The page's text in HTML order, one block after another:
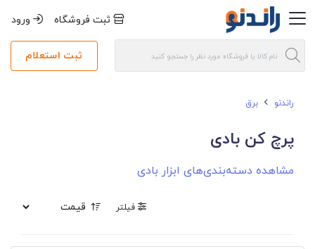
ثبت فروشگاه ورود
ثبت استعلام
راندنو ابزار
پرچ کن بادی
مشاهده دسته‌بندی‌های ابزار بادی
فیلتر